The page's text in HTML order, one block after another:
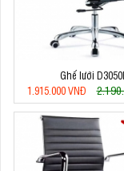
Ghế lưới
1.915.000 VNĐ